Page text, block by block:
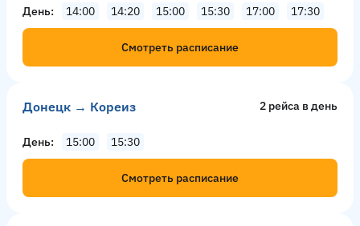
День 14:00 14:20 15:00 15:30 17:00 17:30
Смотреть расписание
Донецк → Кореиз 2 рейсa в день
День 15:00 15:30
Смотреть расписание